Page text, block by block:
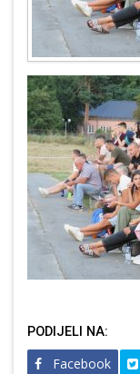
PODIJELI NA:
Facebook